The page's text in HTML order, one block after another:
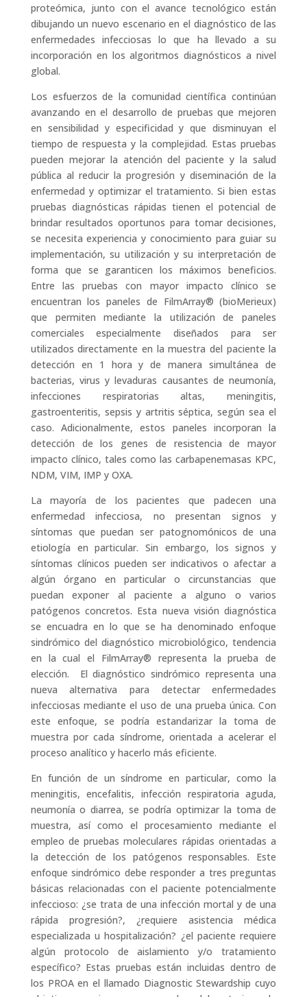
proteómica, junto con el avance tecnológico están
dibujando un nuevo escenario en el diagnóstico de las
enfermedades infecciosas lo que ha llevado a su
incorporación en los algoritmos diagnósticos a nivel
global.
Los esfuerzos de la comunidad científica continúan
avanzando en el desarrollo de pruebas que mejoren
en sensibilidad y especificidad y que disminuyan el
tiempo de respuesta y la complejidad. Estas pruebas
pueden mejorar la atención del paciente y la salud
pública al reducir la progresión y diseminación de la
enfermedad y optimizar el tratamiento. Si bien estas
pruebas diagnósticas rápidas tienen el potencial de
brindar resultados oportunos para tomar decisiones,
se necesita experiencia y conocimiento para guiar su
implementación, su utilización y su interpretación de
forma que se garanticen los máximos beneficios.
Entre las pruebas con mayor impacto clínico se
encuentran los paneles de FilmArray® (bioMerieux)
que permiten mediante la utilización de paneles
comerciales especialmente diseñados para ser
utilizados directamente en la muestra del paciente la
detección en 1 hora y de manera simultánea de
bacterias, virus y levaduras causantes de neumonía,
infecciones respiratorias altas, meningitis,
gastroenteritis, sepsis y artritis séptica, según sea el
caso. Adicionalmente, estos paneles incorporan la
detección de los genes de resistencia de mayor
impacto clínico, tales como las carbapenemasas KPC,
NDM, VIM, IMP y OXA.
La mayoría de los pacientes que padecen una
enfermedad infecciosa, no presentan signos y
síntomas que puedan ser patognomónicos de una
etiología en particular. Sin embargo, los signos y
síntomas clínicos pueden ser indicativos o afectar a
algún órgano en particular o circunstancias que
puedan exponer al paciente a alguno o varios
patógenos concretos. Esta nueva visión diagnóstica
se encuadra en lo que se ha denominado enfoque
sindrómico del diagnóstico microbiológico, tendencia
en la cual el FilmArray® representa la prueba de
elección. El diagnóstico sindrómico representa una
nueva alternativa para detectar enfermedades
infecciosas mediante el uso de una prueba única. Con
este enfoque, se podría estandarizar la toma de
muestra por cada síndrome, orientada a acelerar el
proceso analítico y hacerlo más eficiente.
En función de un síndrome en particular, como la
meningitis, encefalitis, infección respiratoria aguda,
neumonía o diarrea, se podría optimizar la toma de
muestra, así como el procesamiento mediante el
empleo de pruebas moleculares rápidas orientadas a
la detección de los patógenos responsables. Este
enfoque sindrómico debe responder a tres preguntas
básicas relacionadas con el paciente potencialmente
infeccioso: ¿se trata de una infección mortal y de una
rápida progresión?, ¿requiere asistencia médica
especializada u hospitalización? ¿el paciente requiere
algún protocolo de aislamiento y/o tratamiento
específico? Estas pruebas están incluidas dentro de
los PROA en el llamado Diagnostic Stewardship cuyo